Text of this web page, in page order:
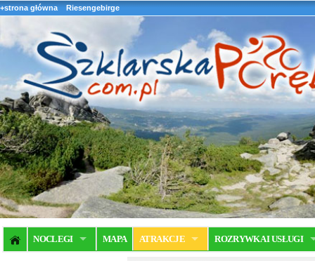
+strona główna Riesengebirge
NOCLEGI MAPA ATRAKCJE ROZRYWKA I USŁUGI